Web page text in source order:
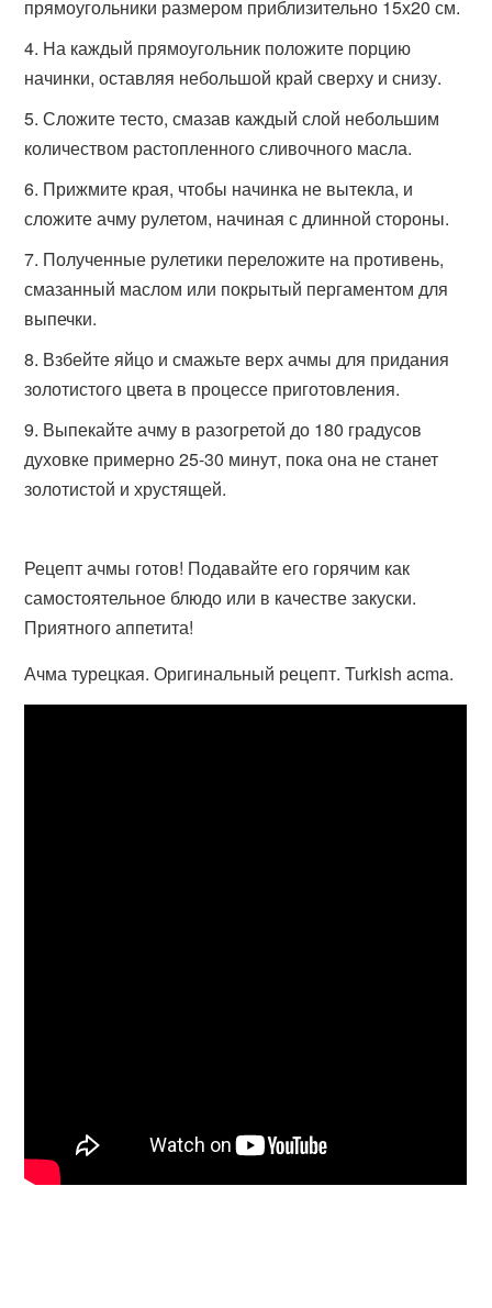
прямоугольники размером приблизительно 15х20 см.
На каждый прямоугольник положите порцию
начинки, оставляя небольшой край сверху и снизу.
Сложите тесто, смазав каждый слой небольшим
количеством растопленного сливочного масла.
Прижмите края, чтобы начинка не вытекла, и
сложите ачму рулетом, начиная с длинной стороны.
Полученные рулетики переложите на противень,
смазанный маслом или покрытый пергаментом для
выпечки.
Взбейте яйцо и смажьте верх ачмы для придания
золотистого цвета в процессе приготовления.
Выпекайте ачму в разогретой до 180 градусов
духовке примерно 25-30 минут, пока она не станет
золотистой и хрустящей.
Рецепт ачмы готов! Подавайте его горячим как
самостоятельное блюдо или в качестве закуски.
Приятного аппетита!
Ачма турецкая. Оригинальный рецепт. Turkish acma.